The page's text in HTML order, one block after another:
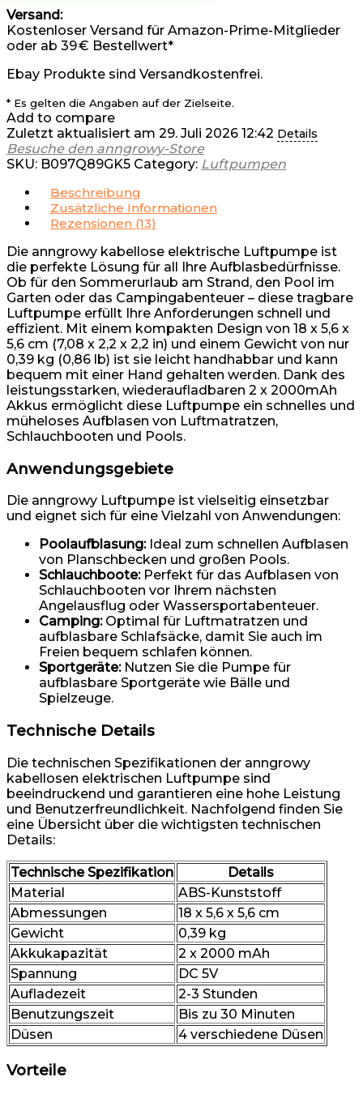
Versand:
Kostenloser Versand für Amazon-Prime-Mitglieder
oder ab 39 € Bestellwert*
Ebay Produkte sind Versandkostenfrei.
* Es gelten die Angaben auf der Zielseite.
Add to compare
Zuletzt aktualisiert am 29. Juli 2026 12:42 Details
Besuche den anngrowy-Store
SKU: B097Q89GK5 Category: Luftpumpen
Beschreibung
Zusätzliche Informationen
Rezensionen (13)
Die anngrowy kabellose elektrische Luftpumpe ist
die perfekte Lösung für all Ihre Aufblasbedürfnisse.
Ob für den Sommerurlaub am Strand, den Pool im
Garten oder das Campingabenteuer – diese tragbare
Luftpumpe erfüllt Ihre Anforderungen schnell und
effizient. Mit einem kompakten Design von 18 x 5,6 x
5,6 cm (7,08 x 2,2 x 2,2 in) und einem Gewicht von nur
0,39 kg (0,86 lb) ist sie leicht handhabbar und kann
bequem mit einer Hand gehalten werden. Dank des
leistungsstarken, wiederaufladbaren 2 x 2000mAh
Akkus ermöglicht diese Luftpumpe ein schnelles und
müheloses Aufblasen von Luftmatratzen,
Schlauchbooten und Pools.
Anwendungsgebiete
Die anngrowy Luftpumpe ist vielseitig einsetzbar
und eignet sich für eine Vielzahl von Anwendungen:
Poolaufblasung:Ideal zum schnellen Aufblasen
von Planschbecken und großen Pools.
Schlauchboote:Perfekt für das Aufblasen von
Schlauchbooten vor Ihrem nächsten
Angelausflug oder Wassersportabenteuer.
Camping:Optimal für Luftmatratzen und
aufblasbare Schlafsäcke, damit Sie auch im
Freien bequem schlafen können.
Sportgeräte:Nutzen Sie die Pumpe für
aufblasbare Sportgeräte wie Bälle und
Spielzeuge.
Technische Details
Die technischen Spezifikationen der anngrowy
kabellosen elektrischen Luftpumpe sind
beeindruckend und garantieren eine hohe Leistung
und Benutzerfreundlichkeit. Nachfolgend finden Sie
eine Übersicht über die wichtigsten technischen
Details:
Technische Spezifikation
Details
Material
ABS-Kunststoff
Abmessungen
18 x 5,6 x 5,6 cm
Gewicht
0,39 kg
Akkukapazität
2 x 2000 mAh
Spannung
DC 5V
Aufladezeit
2-3 Stunden
Benutzungszeit
Bis zu 30 Minuten
Düsen
4 verschiedene Düsen
Vorteile